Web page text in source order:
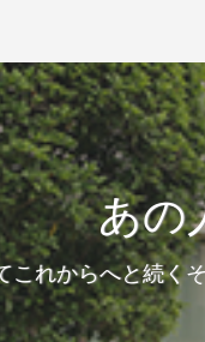
あの
これからへと続く